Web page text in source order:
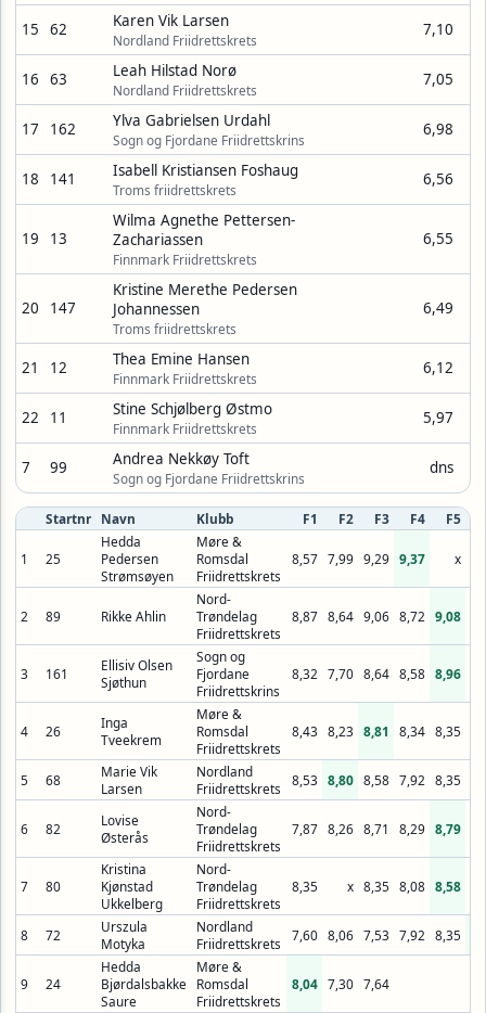
15 62 Karen Vik Larsen
Nordland Friidrettskrets
7,10
16 63 Leah Hilstad Norø
Nordland Friidrettskrets
7,05
17 162 Ylva Gabrielsen Urdahl
Sogn og Fjordane Friidrettskrins
6,98
18 141 Isabell Kristiansen Foshaug
Troms friidrettskrets
6,56
19 13
Wilma Agnethe Pettersen-
Zachariassen
Finnmark Friidrettskrets
6,55
20 147
Kristine Merethe Pedersen
Johannessen
Troms friidrettskrets
6,49
21 12 Thea Emine Hansen
Finnmark Friidrettskrets
6,12
22 11 Stine Schjølberg Østmo
Finnmark Friidrettskrets
5,97
7 99 Andrea Nekkøy Toft
Sogn og Fjordane Friidrettskrins
dns
Startnr Navn Klubb F1 F2 F3 F4 F5
1 25
Hedda
Pedersen
Strømsøyen
Møre &
Romsdal
Friidrettskrets
8,57 7,99 9,29 9,37 x
2 89 Rikke Ahlin
Nord-
Trøndelag
Friidrettskrets
8,87 8,64 9,06 8,72 9,08
3 161
Ellisiv Olsen
Sjøthun
Sogn og
Fjordane
Friidrettskrins
8,32 7,70 8,64 8,58 8,96
4 26
Inga
Tveekrem
Møre &
Romsdal
Friidrettskrets
8,43 8,23 8,81 8,34 8,35
5 68
Marie Vik
Larsen
Nordland
Friidrettskrets
8,53 8,80 8,58 7,92 8,35
6 82
Lovise
Østerås
Nord-
Trøndelag
Friidrettskrets
7,87 8,26 8,71 8,29 8,79
7 80
Kristina
Kjønstad
Ukkelberg
Nord-
Trøndelag
Friidrettskrets
8,35 x 8,35 8,08 8,58
8 72
Urszula
Motyka
Nordland
Friidrettskrets
7,60 8,06 7,53 7,92 8,35
9 24
Hedda
Bjørdalsbakke
Saure
Møre &
Romsdal
Friidrettskrets
8,04 7,30 7,64